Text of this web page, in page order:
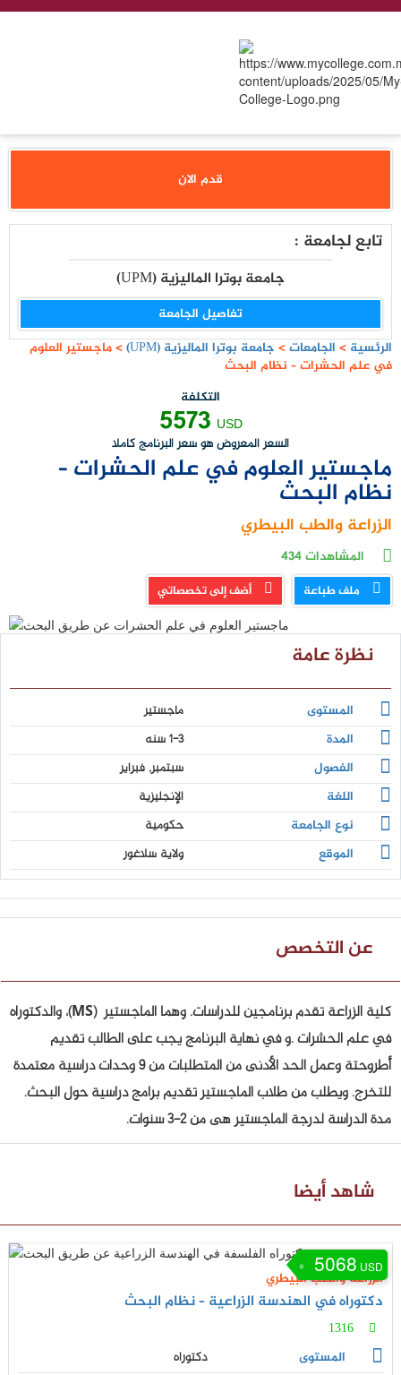
قدم الان
تابع لجامعة :
جامعة بوترا الماليزية (UPM)
تفاصيل الجامعة
الرئسية > الجامعات> جامعة بوترا الماليزية (UPM) >ماجستير العلوم
في علم الحشرات – نظام البحث
التكلفة
5573 USD
السعر المعروض هو سعر البرنامج كاملا
ماجستير العلوم في علم الحشرات –
نظام البحث
الزراعة والطب البيطري
المشاهدات434
ملف طباعة أضف إلى تخصصاتي
نظرة عامة
المستوى
ماجستير
المدة
1-3 سنه
الفصول
سبتمبر, فبراير
اللغة
الإنجليزية
نوع الجامعة
حكومية
الموقع
ولاية سلاغور
عن التخصص
كلية الزراعة تقدم برنامجين للدراسات. وهما الماجستير (MS)، والدكتوراه
في علم الحشرات .و في نهاية البرنامج يجب على الطالب تقديم
أطروحتة وعمل الحد الأدنى من المتطلبات من 9 وحدات دراسية معتمدة
للتخرج. ويطلب من طلاب الماجستير تقديم برامج دراسية حول البحث.
مدة الدراسة لدرجة الماجستير هى من 2-3 سنوات.
شاهد أيضا
5068 USD
الزراعة والطب البيطري
دكتوراه في الهندسة الزراعية – نظام البحث
1316
المستوى
دكتوراه